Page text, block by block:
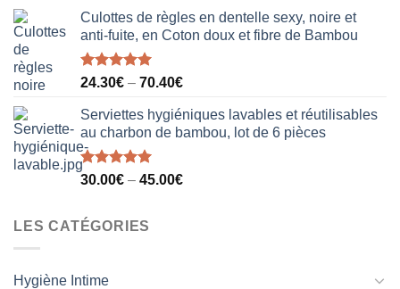
Culottes de règles en dentelle sexy, noire et
anti-fuite, en Coton doux et fibre de Bambou
Note5.00
24.30€ – 70.40€
Serviettes hygiéniques lavables et réutilisables
au charbon de bambou, lot de 6 pièces
Note5.00
30.00€ – 45.00€
LES CATÉGORIES
Hygiène Intime